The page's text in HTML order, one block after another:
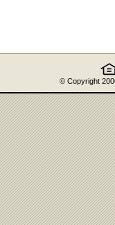
© Copyright